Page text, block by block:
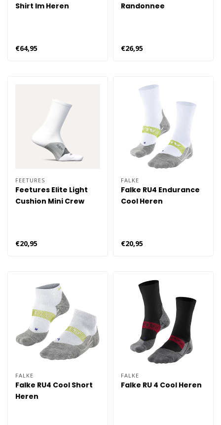
Shirt lm Heren
€64,95
Randonnee
€26,95
FEETURES
Feetures Elite Light
Cushion Mini Crew
€20,95
FALKE
Falke RU4 Endurance
Cool Heren
€20,95
FALKE
Falke RU4 Cool Short
Heren
FALKE
Falke RU 4 Cool Heren